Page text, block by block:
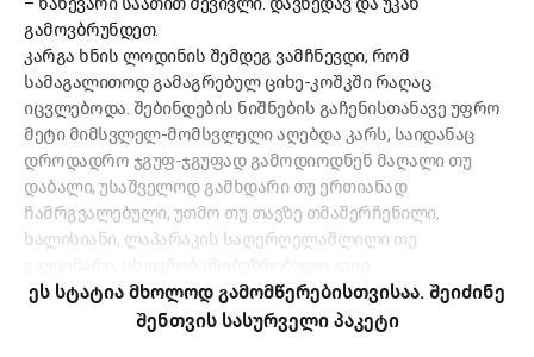
გამოვბრუნდეთ.
კარგა ხნის ლოდინის შემდეგ ვამჩნევდი, რომ
სამაგალითოდ გამაგრებულ ციხე-კოშკში რაღაც
იცვლებოდა. შებინდების ნიშნების გაჩენისთანავე უფრო
მეტი მიმსვლელ-მომსვლელი აღებდა კარს, საიდანაც
დროდადრო ჯგუფ-ჯგუფად გამოდიოდნენ მაღალი თუ
დაბალი, უსაშველოდ გამხდარი თუ ერთიანად
ჩამრგვალებული, უთმო თუ თავზე თმაშერჩენილი,
ხალისიანი, ლაპარაკის საღერღელაშლილი თუ
ეს სტატია მხოლოდ გამომწერებისთვისაა. შეიძინე
შენთვის სასურველი პაკეტი